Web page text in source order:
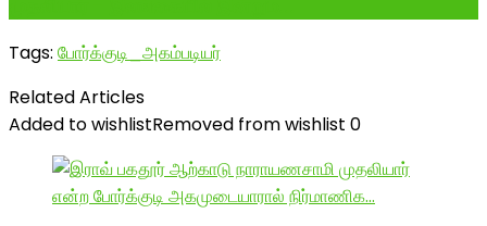
Tags: போர்க்குடி_அகம்படியர்
Related Articles
Added to wishlistRemoved from wishlist 0